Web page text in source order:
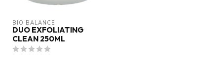
BIO BALANCE
DUO EXFOLIATING
CLEAN 250ML